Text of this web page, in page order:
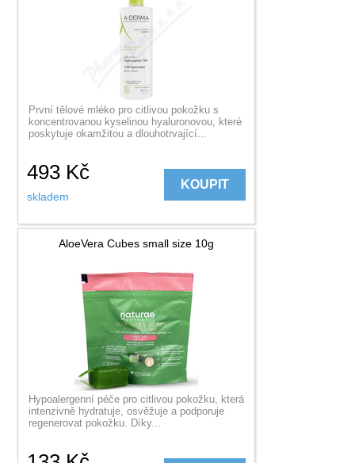
První tělové mléko pro citlivou pokožku s
koncentrovanou kyselinou hyaluronovou, které
poskytuje okamžitou a dlouhotrvající...
493 Kč
skladem
KOUPIT
AloeVera Cubes small size 10g
Hypoalergenní péče pro citlivou pokožku, která
intenzivně hydratuje, osvěžuje a podporuje
regenerovat pokožku. Díky...